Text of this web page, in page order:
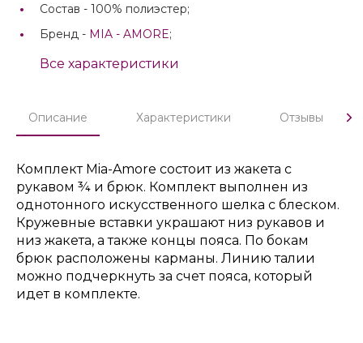
Состав - 100% полиэстер;
Бренд - MIA - AMORE;
Все характеристики
Описание Характеристики Отзывы
Комплект Mia-Amore состоит из жакета с
рукавом ¾ и брюк. Комплект выполнен из
однотонного искусственного шелка с блеском.
Кружевные вставки украшают низ рукавов и
низ жакета, а также концы пояса. По бокам
брюк расположены карманы. Линию талии
можно подчеркнуть за счет пояса, который
идет в комплекте.